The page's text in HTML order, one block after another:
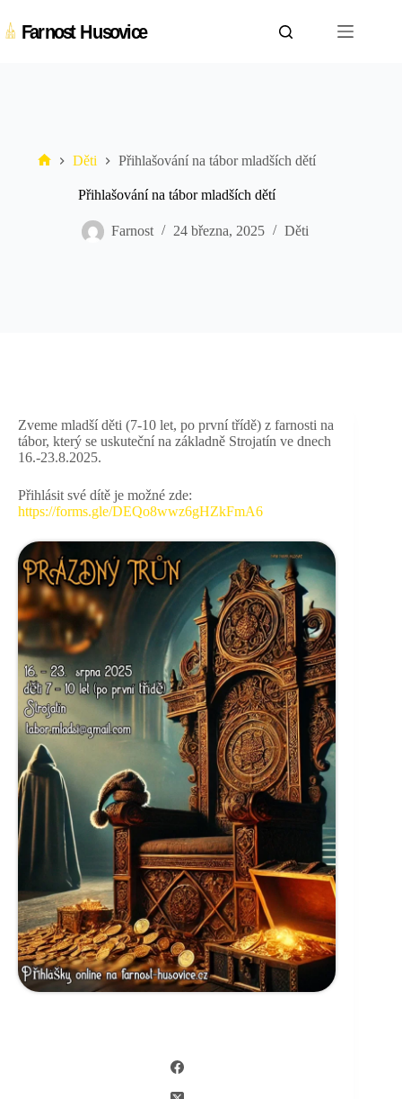
to
content
Husovice
Děti Přihlašování na tábor mladších dětí
Přihlašování na tábor mladších dětí
Farnost 24 března, 2025 Děti
Zveme mladší děti (7-10 let, po první třídě) z farnosti na
tábor, který se uskuteční na základně Strojatín ve dnech
16.-23.8.2025.
Přihlásit své dítě je možné zde:
https://forms.gle/DEQo8wwz6gHZkFmA6